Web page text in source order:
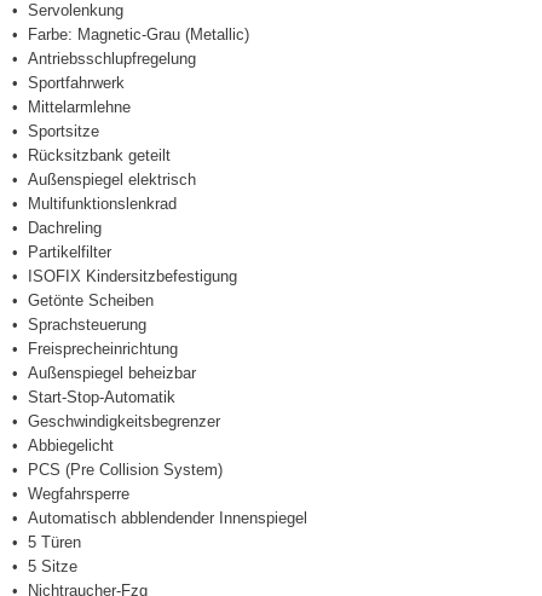
Servolenkung
Farbe: Magnetic-Grau (Metallic)
Antriebsschlupfregelung
Sportfahrwerk
Mittelarmlehne
Sportsitze
Rücksitzbank geteilt
Außenspiegel elektrisch
Multifunktionslenkrad
Dachreling
Partikelfilter
ISOFIX Kindersitzbefestigung
Getönte Scheiben
Sprachsteuerung
Freisprecheinrichtung
Außenspiegel beheizbar
Start-Stop-Automatik
Geschwindigkeitsbegrenzer
Abbiegelicht
PCS (Pre Collision System)
Wegfahrsperre
Automatisch abblendender Innenspiegel
5 Türen
5 Sitze
Nichtraucher-Fzg